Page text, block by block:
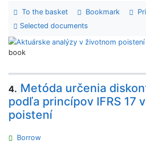
To the basket Bookmark
Selected documents
book
4. Metóda určenia
podľa princípov IFRS 17
poistení
Borrow